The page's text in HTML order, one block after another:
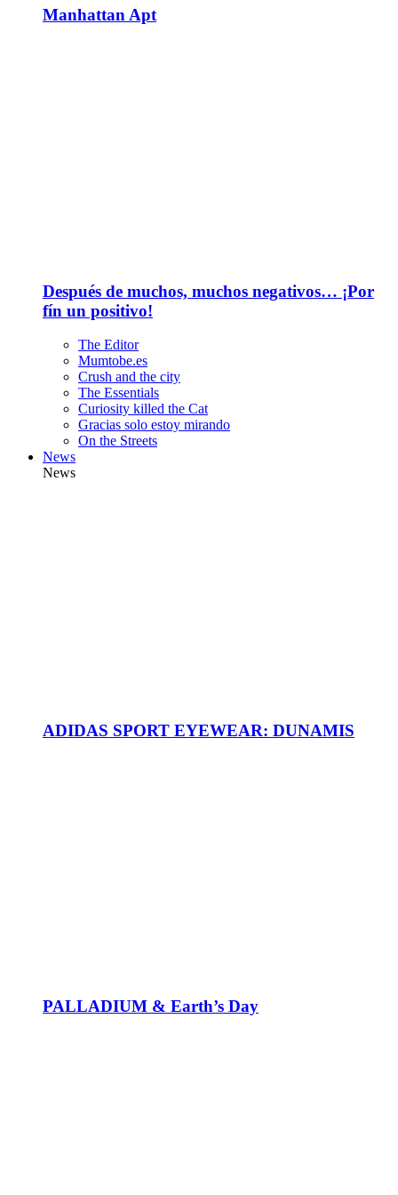
Manhattan Apt
Después de muchos, muchos negativos… ¡Por
fín un positivo!
The Editor
Mumtobe.es
Crush and the city
The Essentials
Curiosity killed the Cat
Gracias solo estoy mirando
On the Streets
News
News
ADIDAS SPORT EYEWEAR: DUNAMIS
PALLADIUM & Earth’s Day